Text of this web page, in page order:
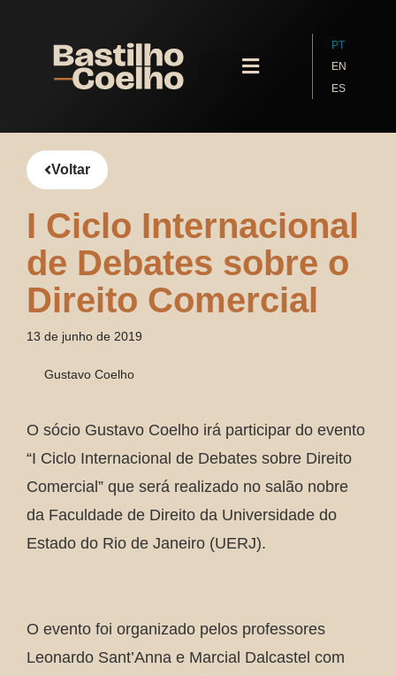
PT
EN
ES
Voltar
I Ciclo Internacional
de Debates sobre o
Direito Comercial
13 de junho de 2019
Gustavo Coelho
O sócio Gustavo Coelho irá participar do evento
“I Ciclo Internacional de Debates sobre Direito
Comercial” que será realizado no salão nobre
da Faculdade de Direito da Universidade do
Estado do Rio de Janeiro (UERJ).
O evento foi organizado pelos professores
Leonardo Sant’Anna e Marcial Dalcastel com